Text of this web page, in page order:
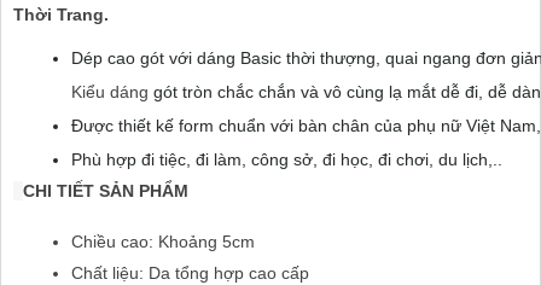
Thời Trang.
Dép cao gót với dáng Basic thời thượng, quai ngang đơn
Kiểu dáng gót tròn chắc chắn và vô cùng lạ mắt dễ đi, dễ
Được thiết kế form chuẩn với bàn chân của phụ nữ Việt
Phù hợp đi tiệc, đi làm, công sở, đi học, đi chơi, du lịch,..
CHI TIẾT SẢN PHẨM
Chiều cao: Khoảng 5cm
Chất liệu: Da tổng hợp cao cấp